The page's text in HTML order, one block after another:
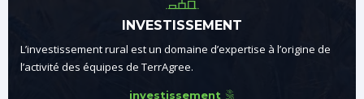
INVESTISSEMENT
L’investissement rural est un domaine d’expertise à l’origine de
l’activité des équipes de TerrAgree.
investissement